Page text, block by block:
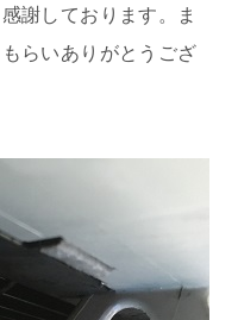
謝しております。ま
らいありがとうござ